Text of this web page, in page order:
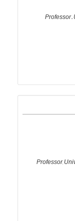
Professor.
Professor,